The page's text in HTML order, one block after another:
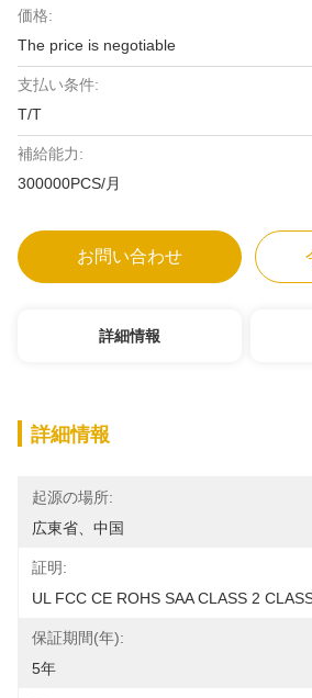
価格:
The price is negotiable
支払い条件:
T/T
補給能力:
300000PCS/月
お問い合わせ
詳細情報
詳細情報
起源の場所:
広東省、中国
証明:
UL FCC CE ROHS SAA CLASS 2
保証期間(年):
5年